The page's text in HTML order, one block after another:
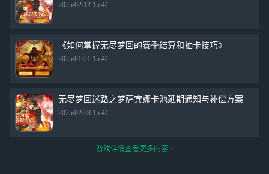
2025/02/12 15:41
《如何掌握无尽梦回的赛季结算和抽卡技巧》
2025/01/21 15:41
无尽梦回迷路之梦萨宾娜卡池延期通知与补偿方案
2025/02/28 15:41
游戏详情查看更多内容